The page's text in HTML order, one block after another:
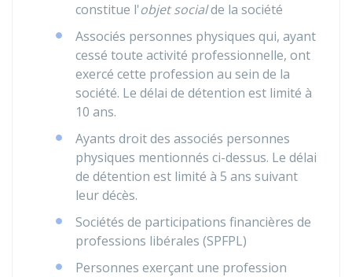
constitue l'objet socialde la société
Associés personnes physiques qui, ayant
cessé toute activité professionnelle, ont
exercé cette profession au sein de la
société. Le délai de détention est limité à
10 ans.
Ayants droit des associés personnes
physiques mentionnés ci-dessus. Le délai
de détention est limité à 5 ans suivant
leur décès.
Sociétés de participations financières de
professions libérales (SPFPL)
Personnes exerçant une profession